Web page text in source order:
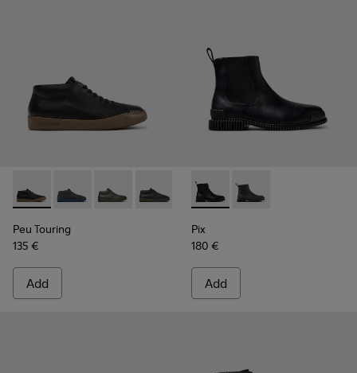
Peu Touring - K300305-027 - Black Leather Sneakers for
Peu Touring - K300305-025
Peu Touring - K300305-024
Peu Touring - K300305-023
Peu Touring - K300305-021
Peu Touring - K300305-
Peu Touring
135 €
Add
Pix - K300562-001 - Black
Pix - K300562-002
Pix
180 €
Add